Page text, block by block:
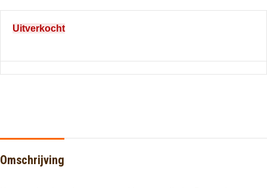
Uitverkocht
Omschrijving